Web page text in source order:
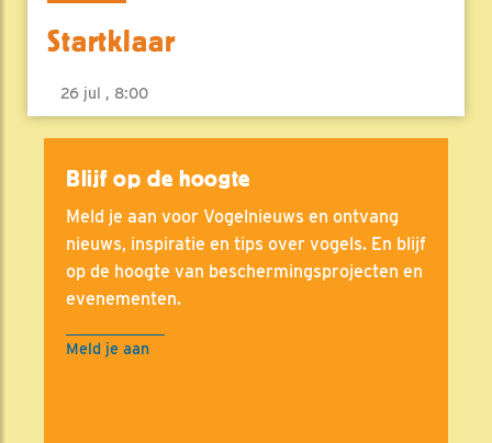
Startklaar
26 jul , 8:00
Blijf op de hoogte
Meld je aan voor Vogelnieuws en ontvang
nieuws, inspiratie en tips over vogels. En blijf
op de hoogte van beschermingsprojecten en
evenementen.
Meld je aan